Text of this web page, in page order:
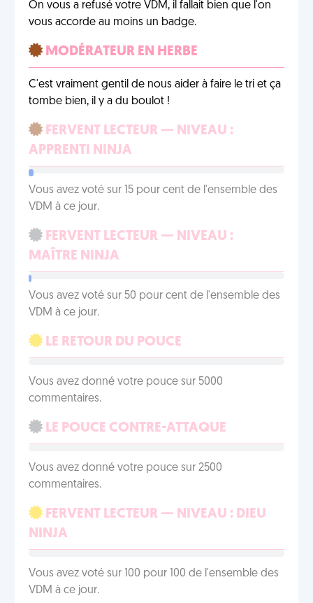
On vous a refusé votre VDM, il fallait bien que l'on
vous accorde au moins un badge.
MODÉRATEUR EN HERBE
C'est vraiment gentil de nous aider à faire le tri et ça
tombe bien, il y a du boulot !
FERVENT LECTEUR — NIVEAU :
APPRENTI NINJA
Vous avez voté sur 15 pour cent de l'ensemble des
VDM à ce jour.
FERVENT LECTEUR — NIVEAU :
MAÎTRE NINJA
Vous avez voté sur 50 pour cent de l'ensemble des
VDM à ce jour.
LE RETOUR DU POUCE
Vous avez donné votre pouce sur 5000
commentaires.
LE POUCE CONTRE-ATTAQUE
Vous avez donné votre pouce sur 2500
commentaires.
FERVENT LECTEUR — NIVEAU : DIEU
NINJA
Vous avez voté sur 100 pour 100 de l'ensemble des
VDM à ce jour.